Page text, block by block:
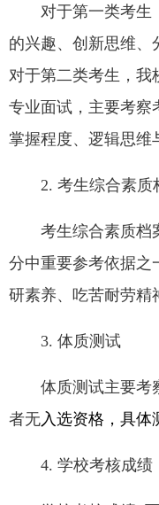
对于第一类考生
的兴趣、创新思维、
对于第二类考生，我
专业面试，主要考察
掌握程度、逻辑思维
2. 考生综合素质
考生综合素质档
分中重要参考依据之
研素养、吃苦耐劳精
3. 体质测试
体质测试主要考
者无入选资格，具体
4. 学校考核成绩